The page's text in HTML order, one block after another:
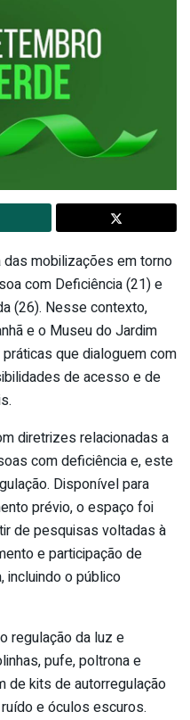
mobilizações em torno
com Deficiência (21) e
(26). Nesse contexto,
e o Museu do Jardim
que dialoguem com
de acesso e de
diretrizes relacionadas a
com deficiência e, este
Disponível para
prévio, o espaço foi
de pesquisas voltadas à
e participação de
o público
regulação da luz e
pufe, poltrona e
de kits de autorregulação
e óculos escuros.